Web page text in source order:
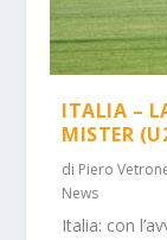
ITALIA –
MISTER
di Piero
News
Italia: con